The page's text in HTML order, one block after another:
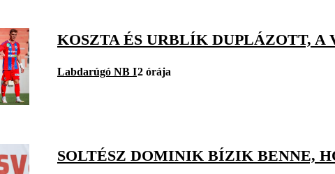
KOSZTA ÉS URBLÍK DUPLÁZOTT, A
Labdarúgó NB I2 órája
SOLTÉSZ DOMINIK BÍZIK BENNE,